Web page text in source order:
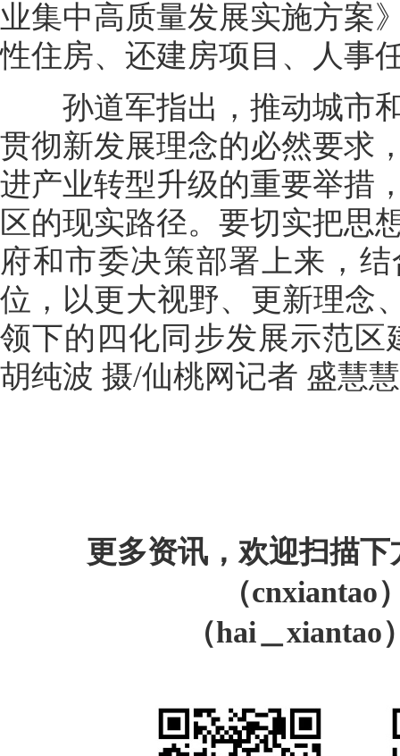
业集中高质量发展实施方案
性住房、还建房项目、人事
孙道军指出，推动城市和
贯彻新发展理念的必然要求
进产业转型升级的重要举措
区的现实路径。要切实把思
府和市委决策部署上来，
位，以更大视野、更新理念
领下的四化同步发展示范
胡纯波 摄/仙桃网记者 盛慧
更多资讯，欢迎扫描
（cnxiantao
（hai＿